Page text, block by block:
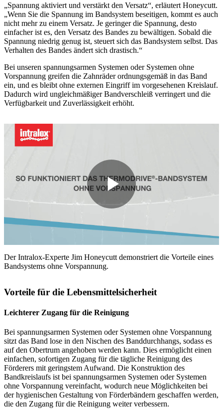
„Spannung aktiviert und verstärkt den Versatz“, erläutert Honeycutt.
„Wenn Sie die Spannung im Bandsystem beseitigen, kommt es auch
nicht mehr zu einem Versatz. Je geringer die Spannung, desto
einfacher ist es, den Versatz des Bandes zu bewältigen. Sobald die
Spannung niedrig genug ist, steuert sich das Bandsystem selbst. Das
Verhalten des Bandes ändert sich drastisch.“
Bei unseren spannungsarmen Systemen oder Systemen ohne
Vorspannung greifen die Zahnräder ordnungsgemäß in das Band
ein, und es bleibt ohne externen Eingriff im vorgesehenen Kreislauf.
Dadurch wird ungleichmäßiger Bandverschleiß verringert und die
Verfügbarkeit und Zuverlässigkeit erhöht.
Play
Video
Der Intralox-Experte Jim Honeycutt demonstriert die Vorteile eines
Bandsystems ohne Vorspannung.
Vorteile für die Lebensmittelsicherheit
Leichterer Zugang für die Reinigung
Bei spannungsarmen Systemen oder Systemen ohne Vorspannung
sitzt das Band lose in den Nischen des Banddurchhangs, sodass es
auf den Obertrum angehoben werden kann. Dies ermöglicht einen
einfachen, sofortigen Zugang für die tägliche Reinigung des
Förderers mit geringstem Aufwand. Die Konstruktion des
Bandkreislaufs ist bei spannungsarmen Systemen oder Systemen
ohne Vorspannung vereinfacht, wodurch neue Möglichkeiten bei
der hygienischen Gestaltung von Förderbändern geschaffen werden,
die den Zugang für die Reinigung weiter verbessern.